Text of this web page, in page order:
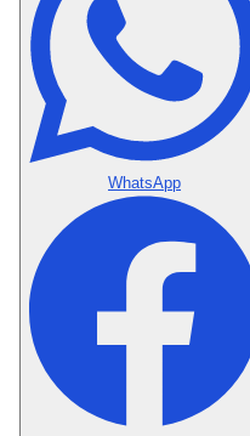
WhatsApp